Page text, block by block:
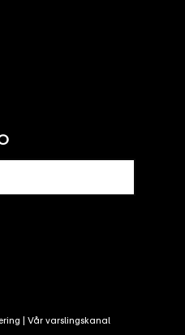
| Vår varslingskanal